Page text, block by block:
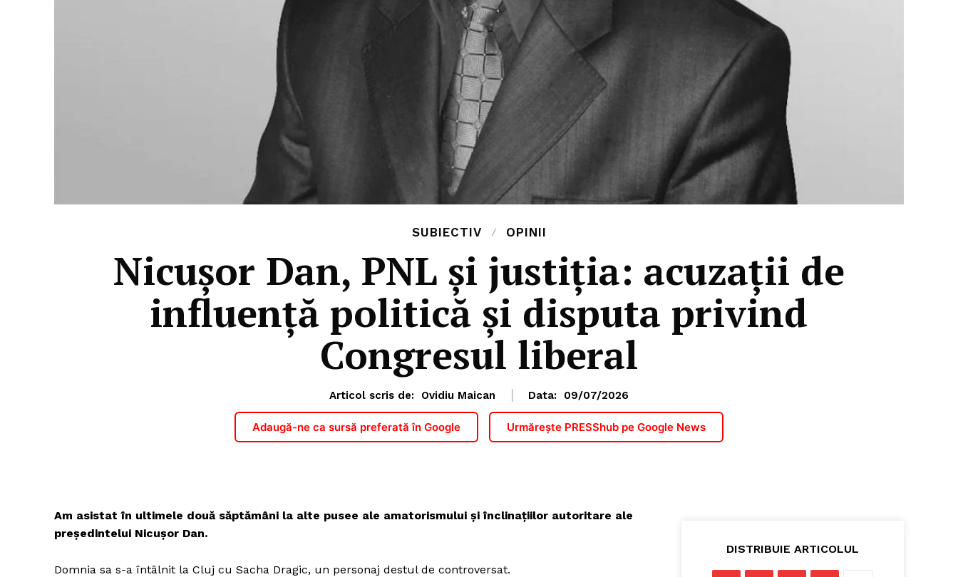
SUBIECTIV OPINII
Nicușor Dan, PNL și justiția: acuzații de
influență politică și disputa privind
Congresul liberal
Articol scris de: Ovidiu Maican Data: 09/07/2026
Adaugă-ne ca sursă preferată în Google Urmărește PRESShub pe Google News
Am asistat în ultimele două săptămâni la alte pusee ale amatorismului și înclinațiilor autoritare ale
președintelui Nicușor Dan.
Domnia sa s-a întâlnit la Cluj cu Sacha Dragic, un personaj destul de controversat.
DISTRIBUIE ARTICOLUL